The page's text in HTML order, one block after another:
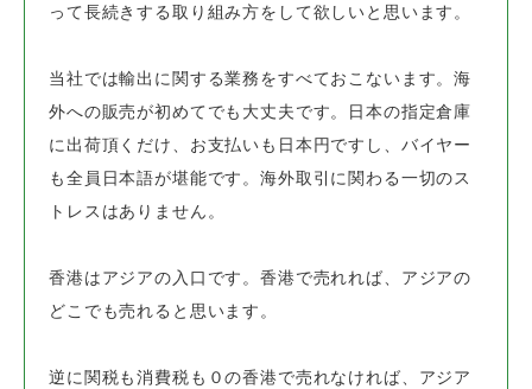
って長続きする取り組み方をして欲しいと思います。
当社では輸出に関する業務をすべておこないます。海
外への販売が初めてでも大丈夫です。
日本の指定倉庫
に出荷頂くだけ、お支払いも日本円ですし、バイヤー
も全員日本語が堪能です。海外取引に関わる一切のス
トレスはありません。
香港はアジアの入口です。香港で売れれば、アジアの
どこでも売れると思います。
逆に関税も消費税も０の香港で売れなければ、アジア